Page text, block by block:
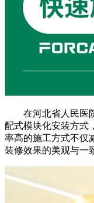
在河北省人民医
配式模块化安装方式
率高的施工方式不仅
装修效果的美观与一